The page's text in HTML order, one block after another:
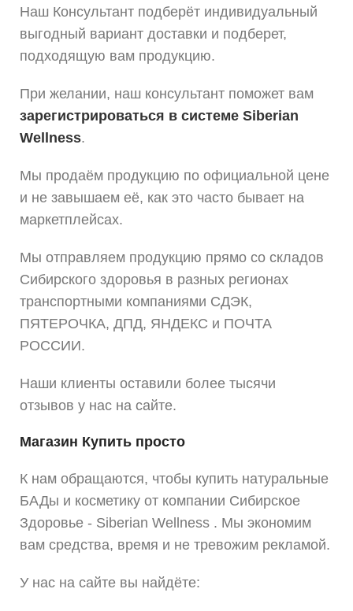
Наш Консультант подберёт индивидуальный
выгодный вариант доставки и подберет,
подходящую вам продукцию.
При желании, наш консультант поможет вам
зарегистрироваться в системе Siberian
Wellness.
Мы продаём продукцию по официальной цене
и не завышаем её, как это часто бывает на
маркетплейсах.
Мы отправляем продукцию прямо со складов
Сибирского здоровья в разных регионах
транспортными компаниями СДЭК,
ПЯТЕРОЧКА, ДПД, ЯНДЕКС и ПОЧТА
РОССИИ.
Наши клиенты оставили более тысячи
отзывов у нас на сайте.
Магазин Купить просто
К нам обращаются, чтобы купить натуральные
БАДы и косметику от компании Сибирское
Здоровье - Siberian Wellness . Мы экономим
вам средства, время и не тревожим рекламой.
У нас на сайте вы найдёте: